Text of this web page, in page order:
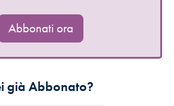
Abbonati ora
già Abbonato?